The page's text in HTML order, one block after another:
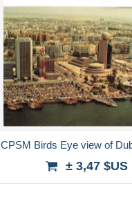
CPSM Birds Eye view of
± 3,47 $US